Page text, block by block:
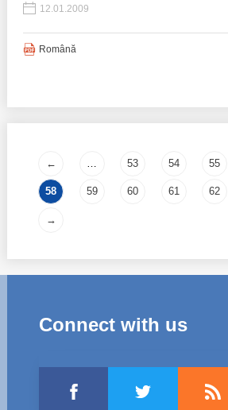
12.01.2009
Română
← … 53 54 55
58 59 60 61 62
→
Connect with us